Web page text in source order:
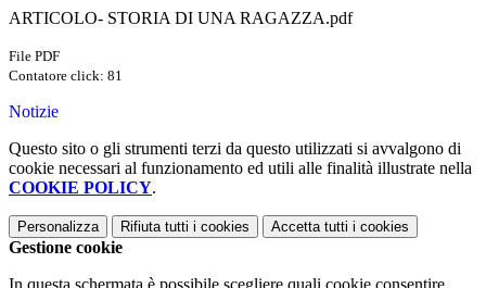
ARTICOLO- STORIA DI UNA RAGAZZA.pdf
File PDF
Contatore click: 81
Notizie
Questo sito o gli strumenti terzi da questo utilizzati si avvalgono di
cookie necessari al funzionamento ed utili alle finalità illustrate nella
COOKIE POLICY.
Personalizza Rifiuta tutti i cookies Accetta tutti i cookies
Gestione cookie
In questa schermata è possibile scegliere quali cookie consentire.